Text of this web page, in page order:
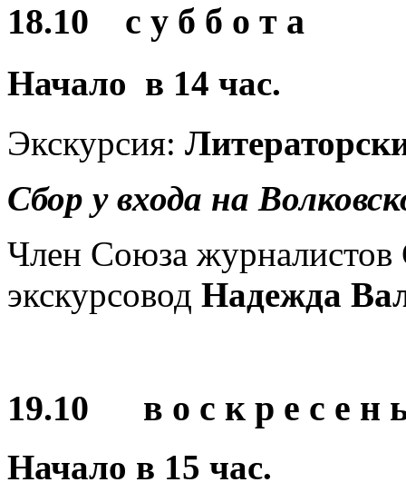
18.10 с у б б о т а
Начало в 14 час.
Экскурсия:
Сбор у входа на
Член Союза журналистов
экскурсовод Надежда
19.10 в о с к р е с е н
Начало в 15 час.